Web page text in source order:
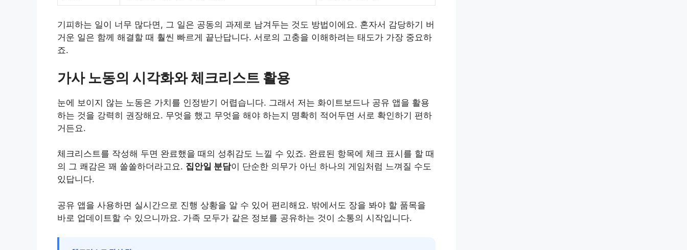
기피하는 일이 너무 많다면, 그 일은 공동의 과제로 남겨두는 것도 방법이에요. 혼자서 감당하기 버
거운 일은 함께 해결할 때 훨씬 빠르게 끝난답니다. 서로의 고충을 이해하려는 태도가 가장 중요하
죠.
가사 노동의 시각화와 체크리스트 활용
눈에 보이지 않는 노동은 가치를 인정받기 어렵습니다. 그래서 저는 화이트보드나 공유 앱을 활용
하는 것을 강력히 권장해요. 무엇을 했고 무엇을 해야 하는지 명확히 적어두면 서로 확인하기 편하
거든요.
체크리스트를 작성해 두면 완료했을 때의 성취감도 느낄 수 있죠. 완료된 항목에 체크 표시를 할 때
의 그 쾌감은 꽤 쏠쏠하더라고요. 집안일 분담이 단순한 의무가 아닌 하나의 게임처럼 느껴질 수도
있답니다.
공유 앱을 사용하면 실시간으로 진행 상황을 알 수 있어 편리해요. 밖에서도 장을 봐야 할 품목을
바로 업데이트할 수 있으니까요. 가족 모두가 같은 정보를 공유하는 것이 소통의 시작입니다.